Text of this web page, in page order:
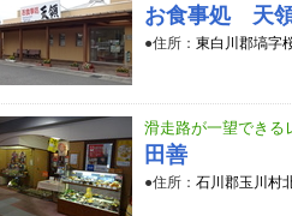
お食事処 天
●住所： 東白川郡塙字
滑走路が一望できる
田善
●住所： 石川郡玉川村